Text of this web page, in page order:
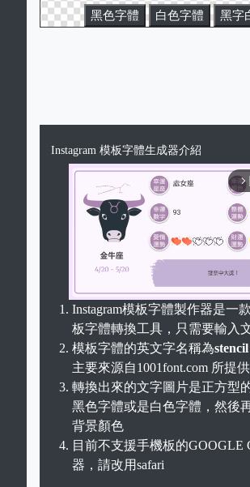
黑色字體 白色字體 黑字
Instagram 模板字體生成器介紹
arrow_forward_ios
Instagram模板字體製作器是一
板字體轉換工具，只需要輸入
模板字體的英文字名稱為
主要來源自1001font.com 所提供
轉換出來的文字圖片是正方型
黑色字體或是白色字體，然後
背景顏色
目前不支援手機板的GOOGLE
器，請改用safari